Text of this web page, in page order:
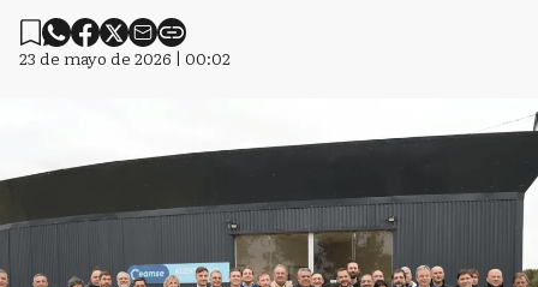
23 de mayo de 2026 | 00:02